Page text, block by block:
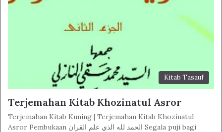
Kitab Tasauf
Terjemahan Kitab Khozinatul Asror
Terjemahan Kitab Kuning | Terjemahan Kitab Khozinatul
Asror Pembukaan الحمد لله الذي علم القران Segala puji bagi